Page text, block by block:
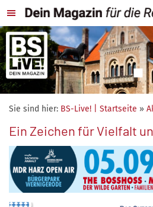
Sie sind hier: BS-Live! | Startseite »
Ein Zeichen für Vielfalt